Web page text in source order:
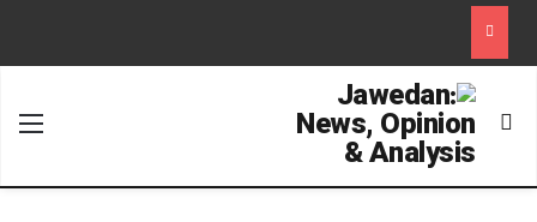
جستجو برای